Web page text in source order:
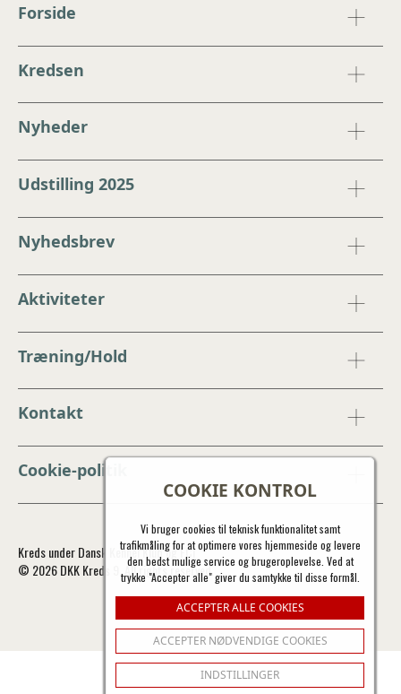
COOKIE KONTROL
Vi bruger cookies til teknisk funktionalitet samt
trafikmåling for at optimere vores hjemmeside og levere
den bedst mulige service og brugeroplevelse. Ved at
trykke "Accepter alle" giver du samtykke til disse formål.
ACCEPTER ALLE COOKIES
ACCEPTER NØDVENDIGE COOKIES
INDSTILLINGER
Forside
Kredsen
Nyheder
Udstilling 2025
Nyhedsbrev
Aktiviteter
Træning/Hold
Kontakt
Cookie-politik
Kreds under Dansk Kennel Klub og FCI
© 2026 DKK Kreds 9. All rights reserved.